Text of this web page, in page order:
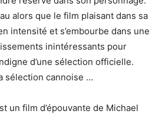
alors que le film plaisant dans sa
intensité et s’embourbe dans une
inintéressants pour
d’une sélection officielle.
sélection cannoise …
un film d’épouvante de Michael